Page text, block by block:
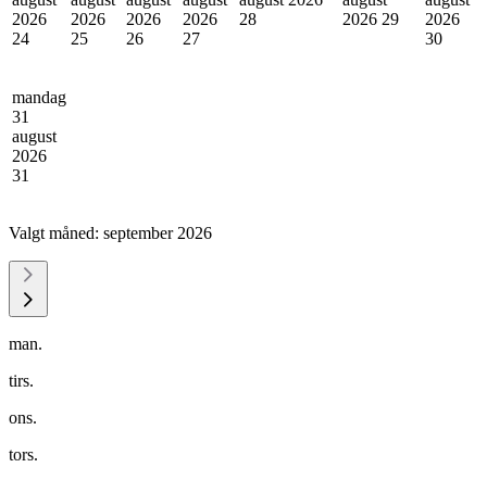
2026
24
2026
25
2026
26
2026
27
28
2026 29
2026
30
mandag
31
august
2026
31
Valgt måned: september 2026
man.
tirs.
ons.
tors.